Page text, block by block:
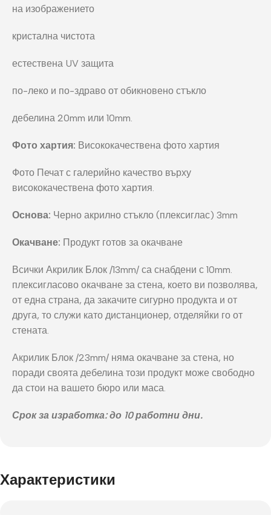
на изображението
кристална чистота
естествена UV защита
по-леко и по-здраво от обикновено стъкло
дебелина 20mm или 10mm.
Фото хартия: Висококачествена фото хартия
Фото Печат с галерийно качество върху
висококачествена фото хартия.
Основа: Черно акрилно стъкло (плексиглас) 3mm
Окачване: Продукт готов за окачване
Всички Акрилик Блок /13mm/ са снабдени с 10mm.
плексигласово окачване за стена, което ви позволява,
от една страна, да закачите сигурно продукта и от
друга, то служи като дистанционер, отделяйки го от
стената.
Акрилик Блок /23mm/ няма окачване за стена, но
поради своята дебелина този продукт може свободно
да стои на вашето бюро или маса.
Срок за изработка: до 10 работни дни.
Характеристики